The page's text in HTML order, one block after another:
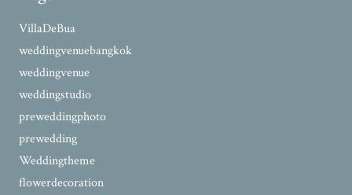
VillaDeBua
weddingvenuebangkok
weddingvenue
weddingstudio
preweddingphoto
prewedding
Weddingtheme
flowerdecoration